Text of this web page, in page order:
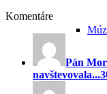
Komentáre
Pán
navštevovala...